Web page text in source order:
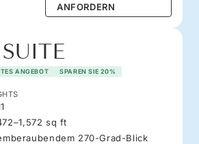
ANFORDERN
ANGEBOT SPAREN SIE 20%
sq ft
270-Grad-Blick